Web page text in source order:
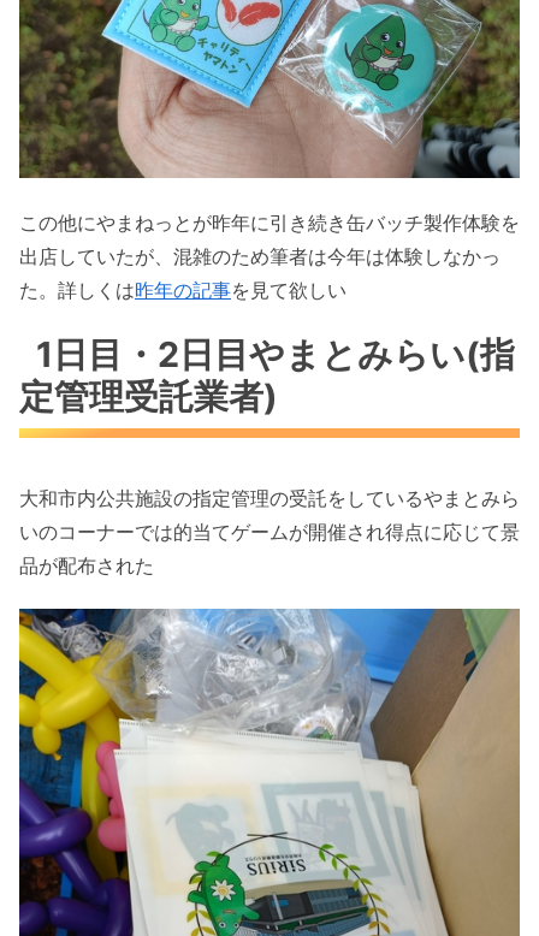
この他にやまねっとが昨年に引き続き缶バッチ製作体験を
出店していたが、混雑のため筆者は今年は体験しなかっ
た。詳しくは昨年の記事を見て欲しい
1日目・2日目やまとみらい(指
定管理受託業者)
大和市内公共施設の指定管理の受託をしているやまとみら
いのコーナーでは的当てゲームが開催され得点に応じて景
品が配布された